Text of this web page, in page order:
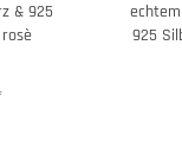
& 925
925